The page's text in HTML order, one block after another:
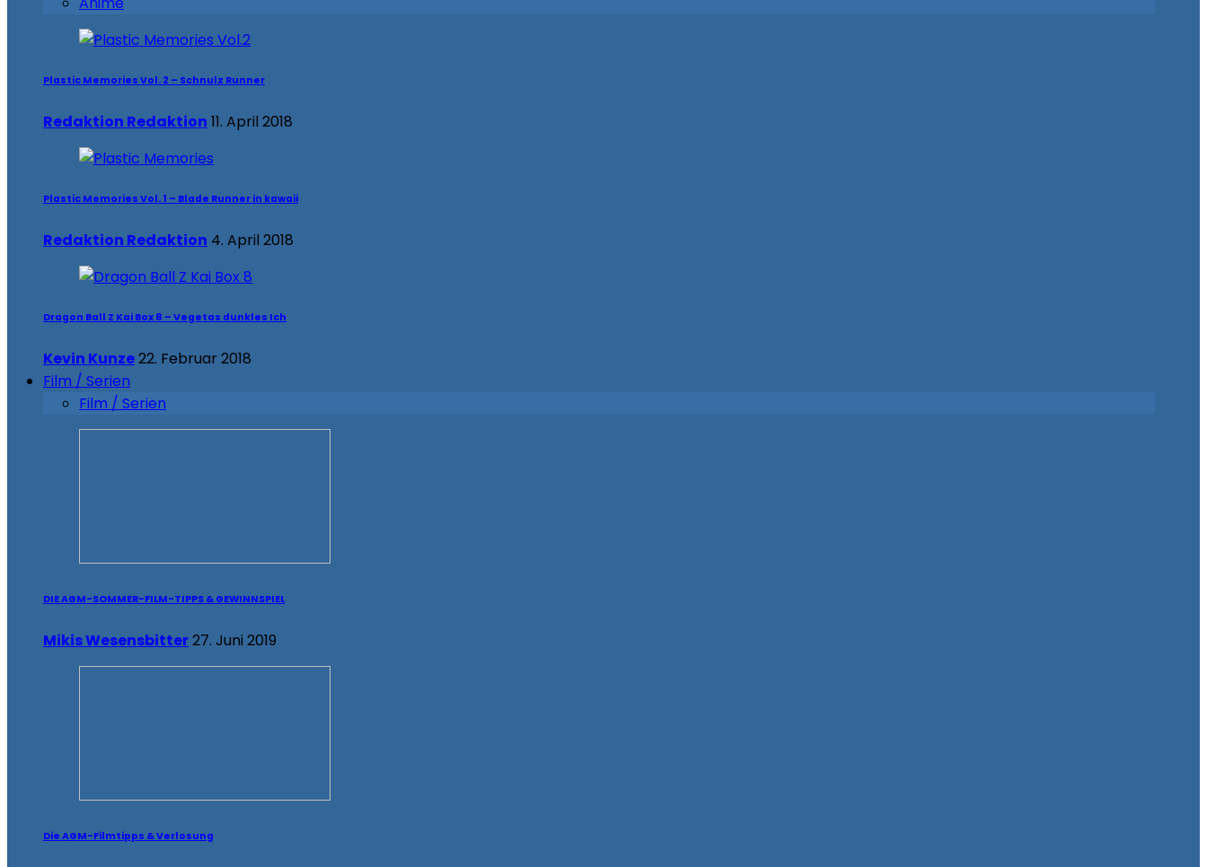
Plastic Memories Vol. 2 – Schnulz Runner
Redaktion Redaktion 11. April 2018
Plastic Memories Vol. 1 – Blade Runner in kawaii
Redaktion Redaktion 4. April 2018
Dragon Ball Z Kai Box 8 – Vegetas dunkles Ich
Kevin Kunze22. Februar 2018
Film / Serien
Film / Serien
DIE AGM-SOMMER-FILM-TIPPS & GEWINNSPIEL
Mikis Wesensbitter27. Juni 2019
Die AGM-Filmtipps & Verlosung